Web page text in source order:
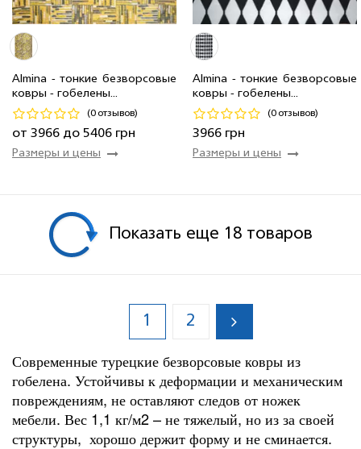
Almina - тонкие безворсовые
ковры - гобелены...
(0 отзывов)
от 3966 до 5406 грн
Размеры и цены
1.35 x 2.0 м
Код 19436
Купить
Almina - тонкие безворсовые
ковры - гобелены...
(0 отзывов)
3966 грн
Размеры и цены
2.0 x 2.9 м
Код 22601
Показать еще 18 товаров
1 2
Современные турецкие безворсовые ковры из
гобелена. Устойчивы к деформации и механическим
повреждениям, не оставляют следов от ножек
мебели. Вес 1,1 кг/м2 – не тяжелый, но из за своей
структуры, хорошо держит форму и не сминается.